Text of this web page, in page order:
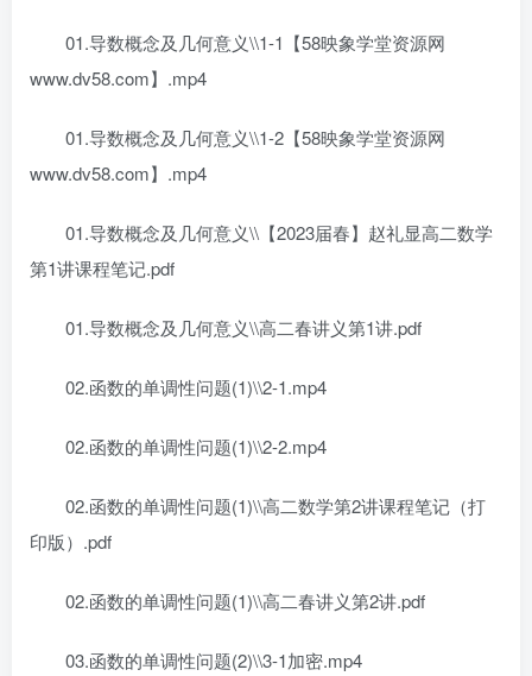
01.导数概念及几何意义\\1-1【58映象学堂资源网
www.dv58.com】.mp4
01.导数概念及几何意义\\1-2【58映象学堂资源网
www.dv58.com】.mp4
01.导数概念及几何意义\\【2023届春】赵礼显高二数学
第1讲课程笔记.pdf
01.导数概念及几何意义\\高二春讲义第1讲.pdf
02.函数的单调性问题(1)\\2-1.mp4
02.函数的单调性问题(1)\\2-2.mp4
02.函数的单调性问题(1)\\高二数学第2讲课程笔记（打
印版）.pdf
02.函数的单调性问题(1)\\高二春讲义第2讲.pdf
03.函数的单调性问题(2)\\3-1加密.mp4